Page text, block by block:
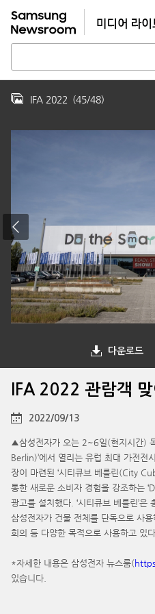
IFA 2022 (45/48)
다운로드
IFA 2022 관람객
2022/09/13
▲삼성전자가 오는 2~6일(현지시간)
Berlin)’에서 열리는 유럽 최대 가전전
장이 마련된 ‘시티큐브 베를린(City
통한 새로운 소비자 경험을 강조하는
광고를 설치했다. ‘시티큐브 베를린’
삼성전자가 건물 전체를 단독으로 사
회의 등 다양한 목적으로 사용하고 있다.
*자세한 내용은 삼성전자 뉴스룸(
있습니다.